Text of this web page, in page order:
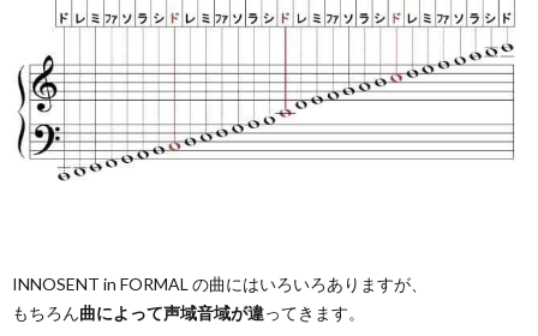
INNOSENT in FORMAL の曲にはいろいろありますが、
もちろん曲によって声域音域が違ってきます。